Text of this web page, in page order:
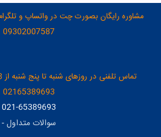
09302007587
02165389693
021-65389693
سوالات متداول-